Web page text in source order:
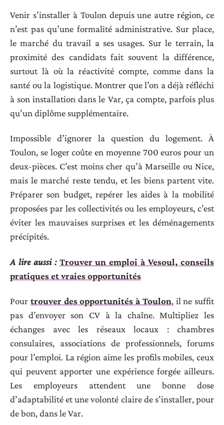
Venir s’installer à Toulon depuis une autre région, ce
n’est pas qu’une formalité administrative. Sur place,
le marché du travail a ses usages. Sur le terrain, la
proximité des candidats fait souvent la différence,
surtout là où la réactivité compte, comme dans la
santé ou la logistique. Montrer que l’on a déjà réfléchi
à son installation dans le Var, ça compte, parfois plus
qu’un diplôme supplémentaire.
Impossible d’ignorer la question du logement. À
Toulon, se loger coûte en moyenne 700 euros pour un
deux-pièces. C’est moins cher qu’à Marseille ou Nice,
mais le marché reste tendu, et les biens partent vite.
Préparer son budget, repérer les aides à la mobilité
proposées par les collectivités ou les employeurs, c’est
éviter les mauvaises surprises et les déménagements
précipités.
A lire aussi : Trouver un emploi à Vesoul, conseils
pratiques et vraies opportunités
Pour trouver des opportunités à Toulon, il ne suffit
pas d’envoyer son CV à la chaîne. Multipliez les
échanges avec les réseaux locaux : chambres
consulaires, associations de professionnels, forums
pour l’emploi. La région aime les profils mobiles, ceux
qui peuvent apporter une expérience forgée ailleurs.
Les employeurs attendent une bonne dose
d’adaptabilité et une volonté claire de s’installer, pour
de bon, dans le Var.